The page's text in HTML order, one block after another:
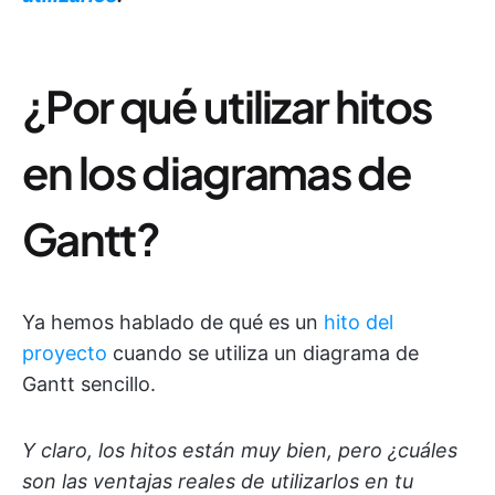
¿Por qué utilizar hitos
en los diagramas de
Gantt?
Ya hemos hablado de qué es un hito del
proyecto cuando se utiliza un diagrama de
Gantt sencillo.
Y claro, los hitos están muy bien, pero ¿cuáles
son las ventajas reales de utilizarlos en tu